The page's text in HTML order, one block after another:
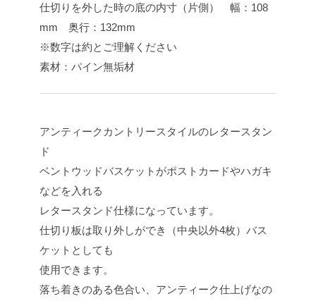
仕切りを外した時の底の内寸（片側） 幅：108
mm 奥行：132mm
※数字は約とご理解ください
素材：パイン無垢材
アンティークカントリースタイルのレタースタン
ド
ベントウッドバスケットがポストカードやハガキ
などを入れる
レタースタンド仕様になっています。
仕切り板は取り外しができ（中央以外4枚）バス
ケットとしても
使用できます。
落ち着きのある色合い、アンティーク仕上げなの